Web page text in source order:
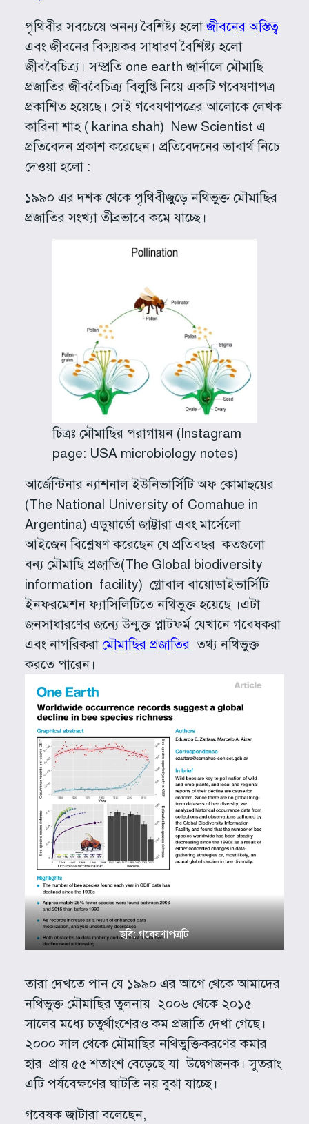
পৃথিবীর সবচেয়ে অনন্য বৈশিষ্ট্য হলোজীবনের অস্তিত্ব
এবং জীবনের বিস্ময়কর সাধারণ বৈশিষ্ট্য হলো
জীববৈচিত্র্য। সম্প্রতি one earth জার্নালে মৌমাছি
প্রজাতির জীববৈচিত্র্য বিলুপ্তি নিয়ে একটি গবেষণাপত্র
প্রকাশিত হয়েছে। সেই গবেষণাপত্রের আলোকে লেখক
কারিনা শাহ ( karina shah) New Scientist এ
প্রতিবেদন প্রকাশ করেছেন। প্রতিবেদনের ভাবার্থ নিচে
দেওয়া হলো :
১৯৯০ এর দশক থেকে পৃথিবীজুড়ে নথিভুক্ত মৌমাছির
প্রজাতির সংখ্যা তীব্রভাবে কমে যাচ্ছে।
চিত্রঃ মৌমাছির পরাগায়ন (Instagram
page: USA microbiology notes)
আর্জেন্টিনার ন্যাশনাল ইউনিভার্সিটি অফ কোমাহুয়ের
(The National University of Comahue in
Argentina) এডুয়ার্ডো জাট্টারা এবং মার্সেলো
আইজেন বিশ্লেষণ করেছেন যে প্রতিবছর কতগুলো
বন্য মৌমাছি প্রজাতি(The Global biodiversity
information facility) গ্লোবাল বায়োডাইভার্সিটি
ইনফরমেশন ফ্যাসিলিটিতে নথিভুক্ত হয়েছে ।এটা
জনসাধারণের জন্যে উন্মুক্ত প্লাটফর্ম যেখানে গবেষকরা
এবং নাগরিকরামৌমাছির প্রজাতির তথ্য নথিভুক্ত
করতে পারেন।
ছবি: গবেষণাপত্রটি
তারা দেখতে পান যে ১৯৯০ এর আগে থেকে আমাদের
নথিভুক্ত মৌমাছির তুলনায় ২০০৬ থেকে ২০১৫
সালের মধ্যে চতুর্থাংশেরও কম প্রজাতি দেখা গেছে।
২০০০ সাল থেকে মৌমাছির নথিভুক্তিকরণের কমার
হার প্রায় ৫৫ শতাংশ বেড়েছে যা উদ্বেগজনক। সুতরাং
এটি পর্যবেক্ষণের ঘাটতি নয় বুঝা যাচ্ছে।
গবেষক জাটারা বলেছেন,